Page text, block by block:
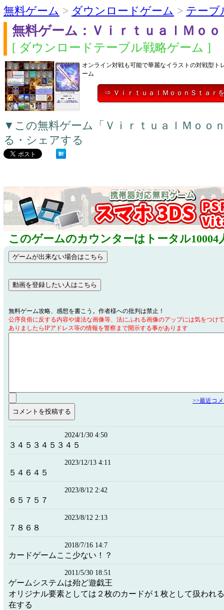
無料ゲーム > ダウンロードゲーム > テーブ
無料ゲーム：ＶｉｒｔｕａｌＭｏ
[ ダウンロードテーブル戦略ゲーム ]
オンライン対戦も可能で華麗なイラストの対戦型ト
ーム
⇒ ＶｉｒｔｕａｌＭｏｏｎＳｔａｒ
▼この無料ゲーム「ＶｉｒｔｕａｌＭｏｏ
る・シェアする
このゲームのカウンターはトータル10004
無料ゲーム攻略、感想を書こう。作者様への批判は禁止！
公序良俗に反する内容や違法な画像等、法にふれる画像のアップには気をつけ
ありましたらIPアドレス等の情報を警察まで開示する事があります
>>最近コ
2024/1/30 4:50
３４５３４５３４５
2023/12/13 4:11
５４６４５
2023/8/12 2:42
６５７５７
2023/8/12 2:13
７８６８
2018/7/16 14:7
カードゲームここ少ない！？
2011/5/30 18:51
ゲームシステムは殆ど遊戯王
オリジナル要素としては２枚のカードが１枚として扱われ
在する